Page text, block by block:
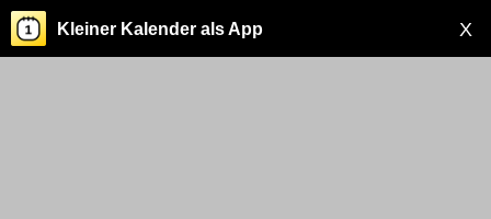
X
Kleiner Kalender als App